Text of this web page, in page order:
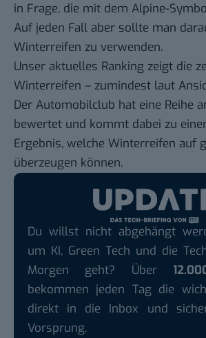
in Frage, die mit dem Alpine-
Auf jeden Fall aber sollte man
Winterreifen zu verwenden.
Unser aktuelles Ranking zeigt die
Winterreifen – zumindest laut
Der Automobilclub hat eine Reihe
bewertet und kommt dabei zu
Ergebnis, welche Winterreifen auf
überzeugen können.
Du willst nicht abgehängt
um KI, Green Tech und die
Morgen geht? Über
bekommen jeden Tag die
direkt in die Inbox und
Vorsprung.